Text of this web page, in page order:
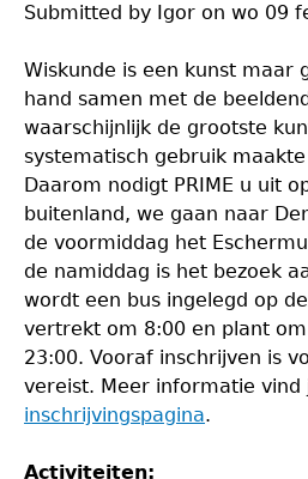
Submitted by Igor on wo 09
Wiskunde is een kunst maar
hand samen met de
waarschijnlijk de grootste
systematisch gebruik
Daarom nodigt PRIME u uit
buitenland, we gaan naar
de voormiddag het
de namiddag is het bezoek
wordt een bus ingelegd op
vertrekt om 8:00 en plant
23:00. Vooraf inschrijven is
vereist. Meer informatie vind
inschrijvingspagina.
Activiteiten: